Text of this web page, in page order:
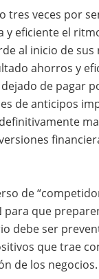
tres veces por
eficiente el
al inicio de sus
ahorros y
de pagar
de anticipos
de
que
debe ser
que trae
de los negocios.